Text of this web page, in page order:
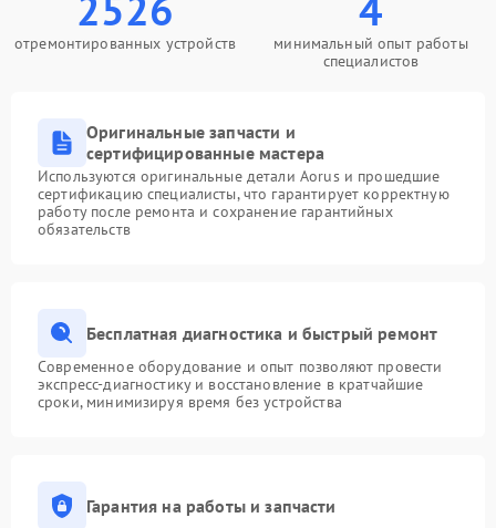
отремонтированных устройств
минимальный опыт работы
специалистов
Оригинальные запчасти и
сертифицированные мастера
Используются оригинальные детали Aorus и прошедшие
сертификацию специалисты, что гарантирует корректную
работу после ремонта и сохранение гарантийных
обязательств
Бесплатная диагностика и быстрый ремонт
Современное оборудование и опыт позволяют провести
экспресс-диагностику и восстановление в кратчайшие
сроки, минимизируя время без устройства
Гарантия на работы и запчасти